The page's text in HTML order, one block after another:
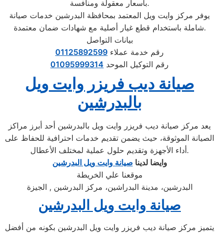
بأسعار معقولة ومنافسة.
يوفر مركز وايت ويل المعتمد بمحافظة البدرشين خدمات صيانة
شاملة باستخدام قطع غيار أصلية مع شهادات ضمان معتمدة.
بيانات التواصل
رقم خدمة عملاء 01125892599
رقم التوكيل الموحد 01095999314
صيانة ديب فريزر وايت ويل
بالبدرشين
يعد مركز صيانة ديب فريزر وايت ويل بالبدرشين أحد أبرز مراكز
الصيانة الموثوقة، حيث يضمن تقديم خدمات احترافية للحفاظ على
أداء الأجهزة وتقديم حلول عملية لمختلف الأعطال.
وايضا لدينا صيانة وايت ويل البدرشين
موقعنا علي الخريطة
البدرشين، مدينة البدراشين، مركز البدرشين , الجيزة
صيانة وايت ويل البدرشين
يتميز مركز صيانة ديب فريزر وايت ويل البدرشين بكونه من أفضل